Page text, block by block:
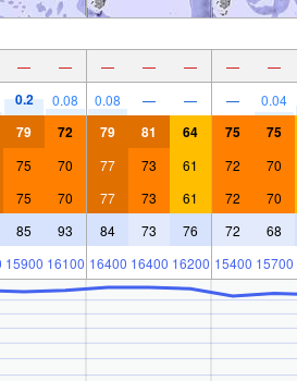
— — — — — — —
0.2 0.08 0.08 — — — 0.04
79 72 79 81 64 75 75
75 70 77 73 61 72 70
75 70 77 73 61 72 70
85 93 84 73 76 72 68
15900 16100 16400 16400 16200 15400 15700